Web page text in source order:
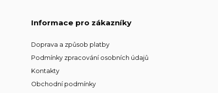
Informace pro zákazníky
Doprava a způsob platby
Podmínky zpracování osobních údajů
Kontakty
Obchodní podmínky